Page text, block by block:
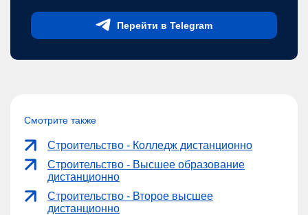
Перейти в Telegram
Смотрите также
Строительство - Колледж дистанционно
Строительство - Высшее образование
дистанционно
Строительство - Второе высшее
дистанционно